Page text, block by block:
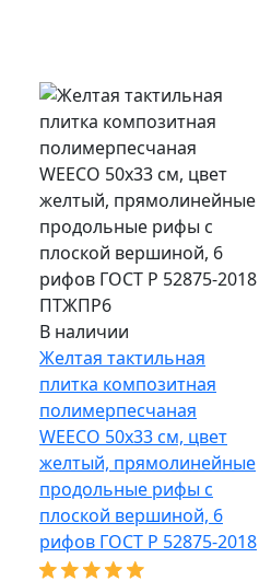
ПТЖПР6
В наличии
Желтая тактильная
плитка композитная
полимерпесчаная
WEECO 50х33 см, цвет
желтый, прямолинейные
продольные рифы с
плоской вершиной, 6
рифов ГОСТ Р 52875-2018